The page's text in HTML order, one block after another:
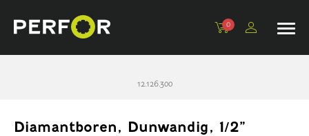
0
12.126.300
Diamantboren, Dunwandig, 1/2”
Kroonboren, 1/2”
Dunwandig extra, 1/2”
Adapters
Centreerpennen
Beton
Tegel
Komschijven
Polijstpads
Tegelboren
Tegelboorsets en accessoires
Machines